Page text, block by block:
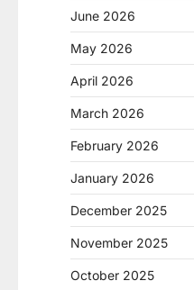
June 2026
May 2026
April 2026
March 2026
February 2026
January 2026
December 2025
November 2025
October 2025